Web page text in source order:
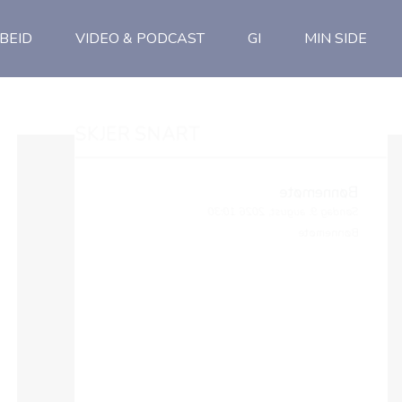
VIDEO & PODCAST GI MIN SIDE